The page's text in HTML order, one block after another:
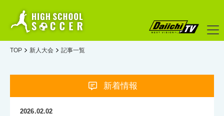
TOP 新人大会 記事一覧
新着情報
2026.02.02